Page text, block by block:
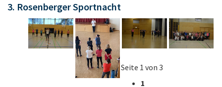
3. Rosenberger Sportnacht
Seite 1 von 3
1